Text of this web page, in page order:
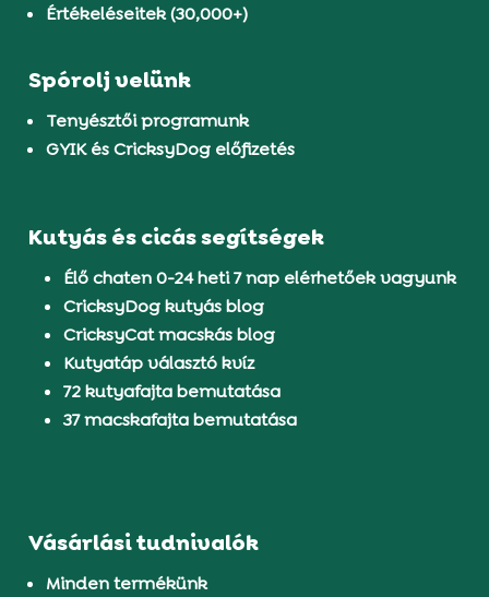
Értékeléseitek (30,000+)
Spórolj velünk
Tenyésztői programunk
GYIK és CricksyDog előfizetés
Kutyás és cicás segítségek
Élő chaten 0-24 heti 7 nap elérhetőek vagyunk
CricksyDog kutyás blog
CricksyCat macskás blog
Kutyatáp választó kvíz
72 kutyafajta bemutatása
37 macskafajta bemutatása
Vásárlási tudnivalók
Minden termékünk